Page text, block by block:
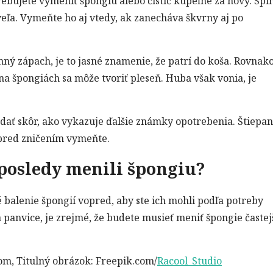
Vymeňte ho aj vtedy, ak zanecháva škvrny aj po
zápach, je to jasné znamenie, že patrí do koša.
špongiách sa môže tvoriť pleseň. Huba však vonia, je
skôr, ako vykazuje ďalšie známky opotrebenia.
zničením vymeňte.
menili špongiu?
špongií vopred, aby ste ich mohli podľa potreby
je zrejmé, že budete musieť meniť špongie
Titulný obrázok: Freepik.com/Racool_Studio